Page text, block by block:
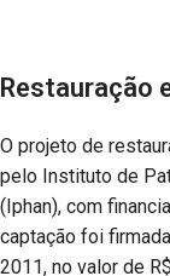
Restauração
O projeto de
pelo Instituto de
(Iphan), com
captação foi
2011, no valor de